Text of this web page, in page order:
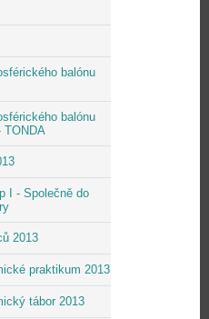
balónu
balónu
TONDA
I - Společně do
2013
praktikum 2013
tábor 2013